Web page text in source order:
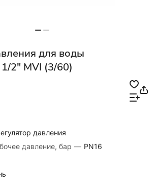
для воды
2" MVI (3/60)
давления
давление, бар — PN16